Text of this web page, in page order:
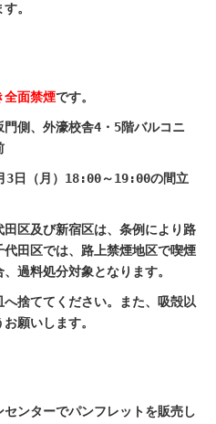
。
全面禁煙です。
側、外濠校舎4・5階バルコニ
3日（月）18:00～19:00の間立
区及び新宿区は、条例により路
代田区では、路上禁煙地区で喫煙
過料処分対象となります。
捨ててください。また、吸殻以
願いします。
ンターでパンフレットを販売し